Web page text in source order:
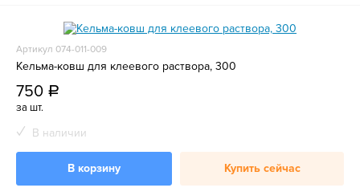
Артикул 074-011-009
Кельма-ковш для клеевого раствора, 300
750 a
за шт.
В наличии
В корзину Купить сейчас